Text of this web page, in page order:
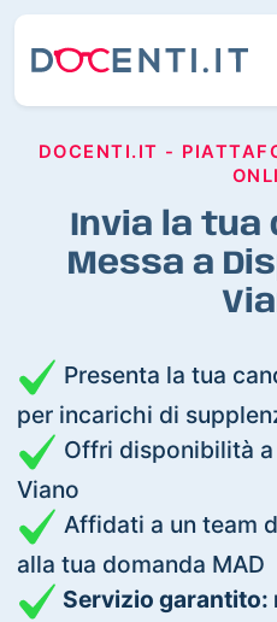
DOCENTI.IT -
Invia la tua
Messa a
Presenta la tua
per incarichi di
Offri disponibilità
Viano
Affidati a un team
alla tua domanda MAD
Servizio garantito: